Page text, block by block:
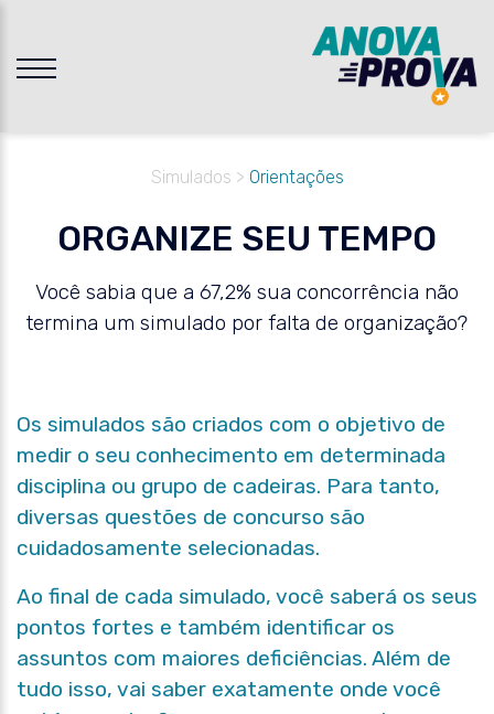
Simulados > Orientações
ORGANIZE SEU TEMPO
Você sabia que a 67,2% sua concorrência não
termina um simulado por falta de organização?
Os simulados são criados com o objetivo de
medir o seu conhecimento em determinada
disciplina ou grupo de cadeiras. Para tanto,
diversas questões de concurso são
cuidadosamente selecionadas.
Ao final de cada simulado, você saberá os seus
pontos fortes e também identificar os
assuntos com maiores deficiências. Além de
tudo isso, vai saber exatamente onde você